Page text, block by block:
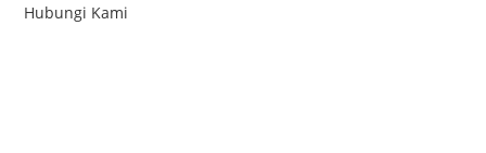
Hubungi Kami